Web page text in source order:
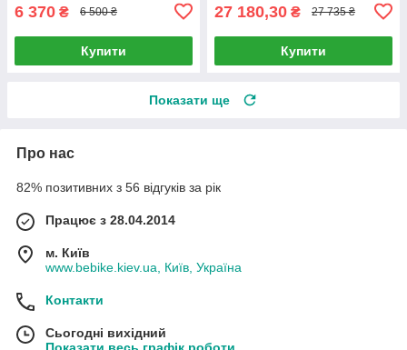
6 370 ₴ 6 500 ₴
Купити
27 180,30 ₴ 27 735 ₴
Купити
Показати ще
Про нас
82% позитивних з 56 відгуків за рік
Працює з 28.04.2014
м. Київ
www.bebike.kiev.ua, Київ, Україна
Контакти
Сьогодні вихідний